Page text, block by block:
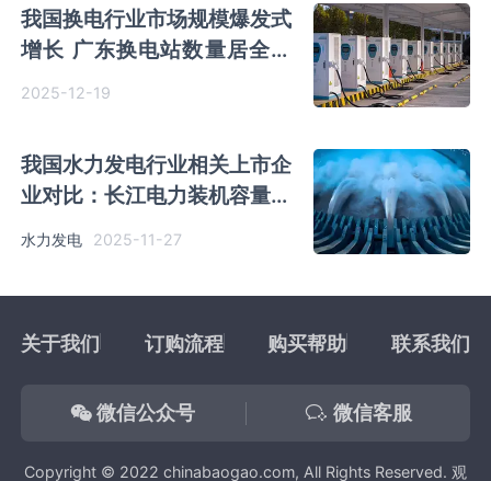
我国换电行业市场规模爆发式
增长 广东换电站数量居全国
2025-12-19
我国水力发电行业相关上市企
业对比：长江电力装机容量、
水电发电量、水电售电量均处
于领先位置
水力发电 2025-11-27
关于我们 订购流程 购买帮助 联系我们
微信公众号 微信客服
Copyright © 2022 chinabaogao.com, All Rights Reserved. 观